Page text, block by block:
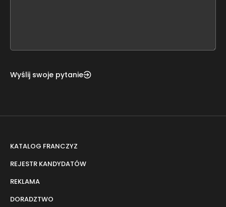
Wyślij swoje pytanie
KATALOG FRANCZYZ
REJESTR KANDYDATÓW
REKLAMA
DORADZTWO